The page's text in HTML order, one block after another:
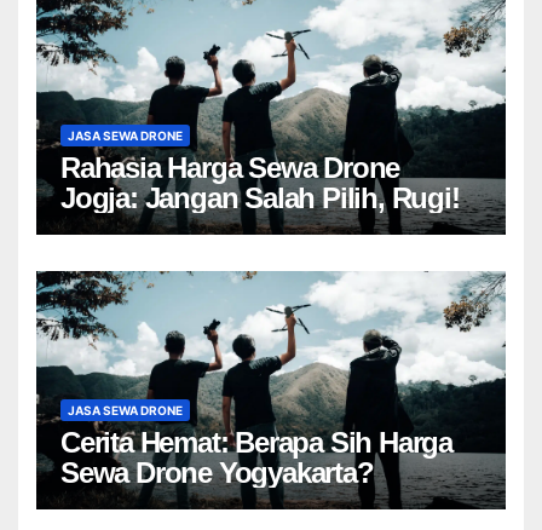
JASA SEWA DRONE
Rahasia Harga Sewa Drone
Jogja: Jangan Salah Pilih, Rugi!
JASA SEWA DRONE
Cerita Hemat: Berapa Sih Harga
Sewa Drone Yogyakarta?